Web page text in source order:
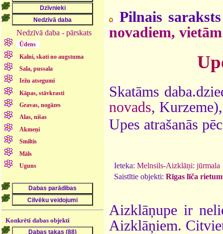
Nedzīvā daba - pārskats
Ūdens
Kalni, skati no augstuma
Sala, pussala
Iežu atsegumi
Kāpas, stāvkrasti
Gravas, nogāzes
Alas, nišas
Akmeņi
Smiltis
Māls
Uguns
Konkrēti dabas objekti
Pilnais
novadiem, vietām
Skatāms
novads,
Upes atrašanās
Ieteka: Melnsils-Aizklāņi: jūrmala
Saistītie objekti: Rīgas līča
Aizklāņupe ir
Aizklāņiem.